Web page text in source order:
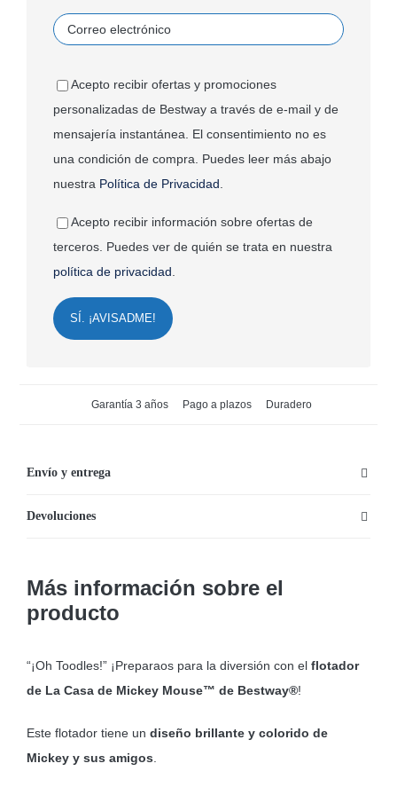
Acepto recibir ofertas y promociones
personalizadas de Bestway a través de e-mail y de
mensajería instantánea. El consentimiento no es
una condición de compra. Puedes leer más abajo
nuestra Política de Privacidad
Acepto recibir información sobre ofertas de
terceros. Puedes ver de quién se trata en nuestra
política de privacidad
SÍ. ¡AVISADME!
Garantía 3 años Pago a plazos Duradero
Envío y entrega
Devoluciones
Más información sobre el
producto
“¡Oh Toodles!” ¡Preparaos para la diversión con elflotador
de La Casa de Mickey Mouse™ de Bestway®!
Este flotador tiene un diseño brillante y colorido de
Mickey y sus amigos.